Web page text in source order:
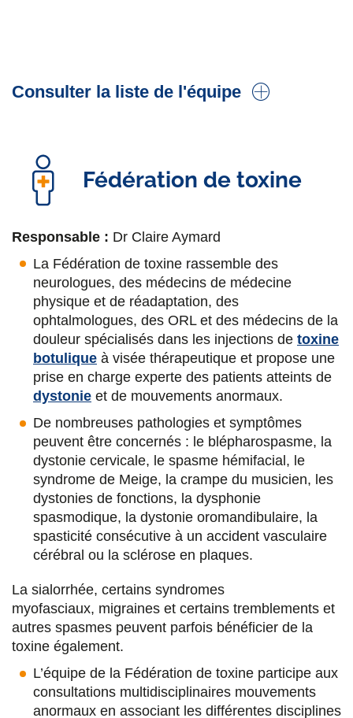
Consulter la liste de l'équipe
Praticien Titulaire en Médecine Physique et de
Réadaptation
Praticien titulaire en Médecine Physique et de
Réadaptation
Mélissa Hervy Jeulin
Orthophoniste
Emma Gentric
Orthophoniste
Carole Laurence
Orthophoniste
Michaela Pernon
Orthophoniste :maladie de Wilson, unité
Parkinson et mouvements anormaux,
CRMR Maladies neurogénétiques et
mouvements anormaux
Marie Eveillé
Orthophoniste
Faustine Dubedout
Fédération de toxine
Responsable : Dr Claire Aymard
La Fédération de toxine rassemble des
neurologues, des médecins de médecine
physique et de réadaptation, des
ophtalmologues, des ORL et des médecins de la
douleur spécialisés dans les injections de toxine
botulique à visée thérapeutique et propose une
prise en charge experte des patients atteints de
dystonie et de mouvements anormaux.
De nombreuses pathologies et symptômes
peuvent être concernés : le blépharospasme, la
dystonie cervicale, le spasme hémifacial, le
syndrome de Meige, la crampe du musicien, les
dystonies de fonctions, la dysphonie
spasmodique, la dystonie oromandibulaire, la
spasticité consécutive à un accident vasculaire
cérébral ou la sclérose en plaques.
La sialorrhée, certains syndromes
myofasciaux, migraines et certains tremblements et
autres spasmes peuvent parfois bénéficier de la
toxine également.
L’équipe de la Fédération de toxine participe aux
consultations multidisciplinaires mouvements
anormaux en associant les différentes disciplines